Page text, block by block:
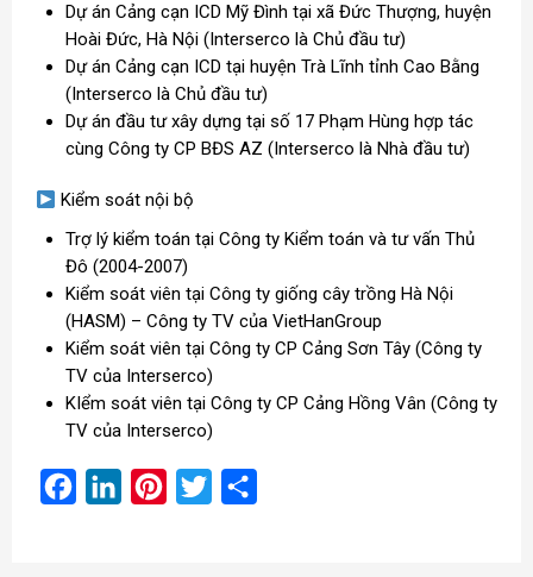
Dự án Cảng cạn ICD Mỹ Đình tại xã Đức Thượng, huyện
Hoài Đức, Hà Nội (Interserco là Chủ đầu tư)
Dự án Cảng cạn ICD tại huyện Trà Lĩnh tỉnh Cao Bằng
(Interserco là Chủ đầu tư)
Dự án đầu tư xây dựng tại số 17 Phạm Hùng hợp tác
cùng Công ty CP BĐS AZ (Interserco là Nhà đầu tư)
Kiểm soát nội bộ
Trợ lý kiểm toán tại Công ty Kiểm toán và tư vấn Thủ
Đô (2004-2007)
Kiểm soát viên tại Công ty giống cây trồng Hà Nội
(HASM) – Công ty TV của VietHanGroup
Kiểm soát viên tại Công ty CP Cảng Sơn Tây (Công ty
TV của Interserco)
KIểm soát viên tại Công ty CP Cảng Hồng Vân (Công ty
TV của Interserco)
FacebookLinkedInPinterest
Twitter